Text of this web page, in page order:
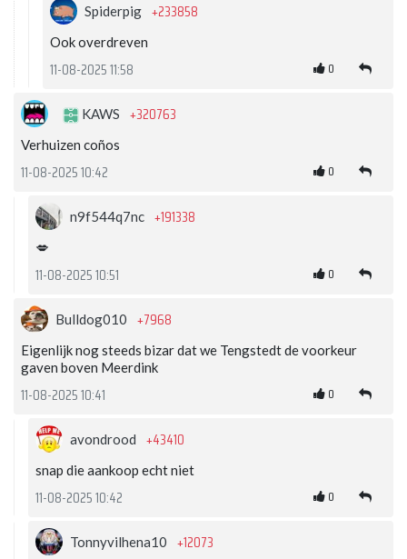
Spiderpig +233858
Ook overdreven
11-08-2025 11:58 0
KAWS +320763
Verhuizen coños
11-08-2025 10:42 0
n9f544q7nc +191338
💋
11-08-2025 10:51 0
Bulldog010 +7968
Eigenlijk nog steeds bizar dat we Tengstedt de voorkeur
gaven boven Meerdink
11-08-2025 10:41 0
avondrood +43410
snap die aankoop echt niet
11-08-2025 10:42 0
Tonnyvilhena10 +12073